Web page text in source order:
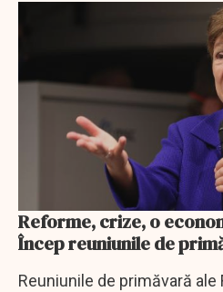
Reforme, crize, o
Încep reuniunile de
Reuniunile de primăvară